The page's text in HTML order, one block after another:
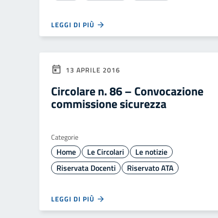
LEGGI DI PIÙ
13 APRILE 2016
Circolare n. 86 – Convocazione
commissione sicurezza
Categorie
Home Le Circolari
Le notizie
Riservata Docenti
Riservato ATA
LEGGI DI PIÙ